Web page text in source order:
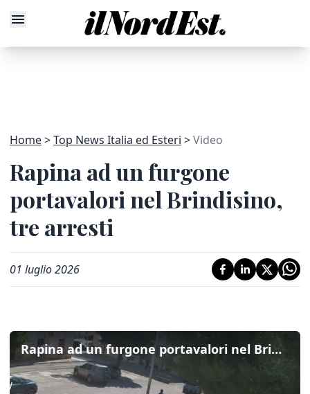
Home Top News Italia ed Esteri Video
Rapina ad un furgone
portavalori nel Brindisino,
tre arresti
01 luglio 2026
Rapina ad un furgone portavalori nel Brindisino, tre arresti